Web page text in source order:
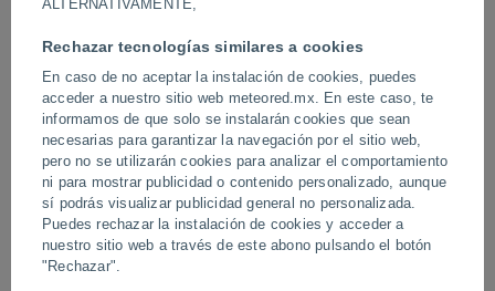
ALTERNATIVAMENTE,
Rechazar tecnologías similares a cookies
En caso de no aceptar la instalación de cookies, puedes
acceder a nuestro sitio web meteored.mx. En este caso, te
informamos de que solo se instalarán cookies que sean
necesarias para garantizar la navegación por el sitio web,
pero no se utilizarán cookies para analizar el comportamiento
ni para mostrar publicidad o contenido personalizado, aunque
sí podrás visualizar publicidad general no personalizada.
Puedes rechazar la instalación de cookies y acceder a
nuestro sitio web a través de este abono pulsando el botón
"Rechazar".
Ayer
Un enorme diablo de polvo fue